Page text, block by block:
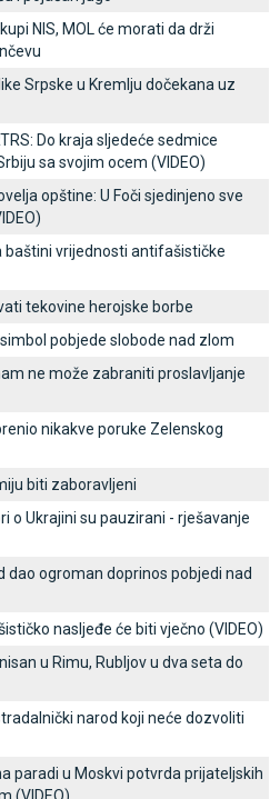
NIS, MOL će morati da drži
Srpske u Kremlju dočekana uz
Do kraja sljedeće sedmice
sa svojim ocem (VIDEO)
opštine: U Foči sjedinjeno sve
baštini vrijednosti antifašističke
tekovine herojske borbe
pobjede slobode nad zlom
ne može zabraniti proslavljanje
nikakve poruke Zelenskog
biti zaboravljeni
o Ukrajini su pauzirani - rješavanje
dao ogroman doprinos pobjedi nad
nasljeđe će biti vječno (VIDEO)
u Rimu, Rubljov u dva seta do
narod koji neće dozvoliti
paradi u Moskvi potvrda prijateljskih